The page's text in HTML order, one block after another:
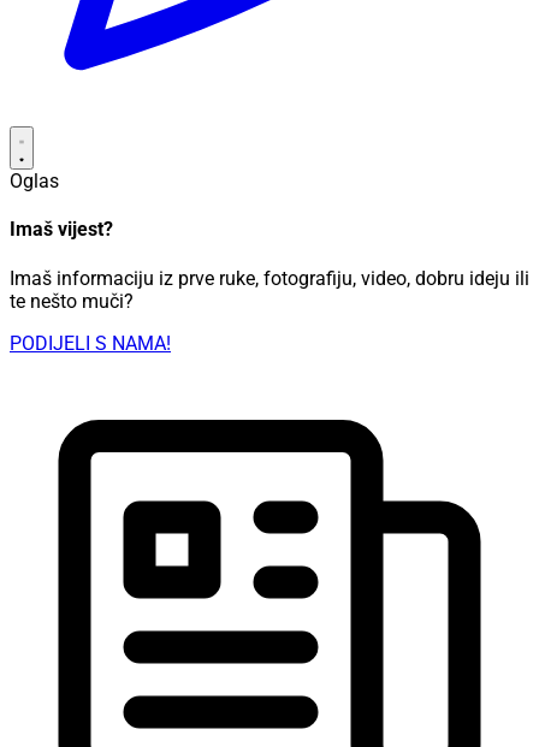
Oglas
Imaš vijest?
Imaš informaciju iz prve ruke, fotografiju, video, dobru ideju ili
te nešto muči?
PODIJELI S NAMA!